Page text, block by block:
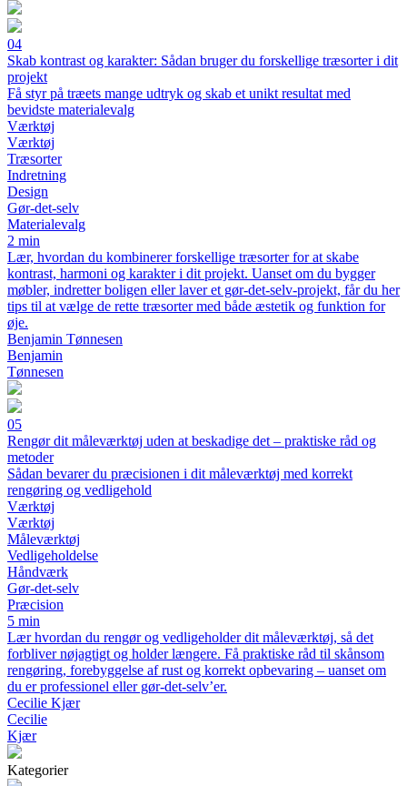
04
Skab kontrast og karakter: Sådan bruger du forskellige træsorter i dit
projekt
Få styr på træets mange udtryk og skab et unikt resultat med
bevidste materialevalg
Værktøj
Værktøj
Træsorter
Indretning
Design
Gør-det-selv
Materialevalg
2 min
Lær, hvordan du kombinerer forskellige træsorter for at skabe
kontrast, harmoni og karakter i dit projekt. Uanset om du bygger
møbler, indretter boligen eller laver et gør-det-selv-projekt, får du her
tips til at vælge de rette træsorter med både æstetik og funktion for
øje.
Benjamin Tønnesen
Benjamin
Tønnesen
05
Rengør dit måleværktøj uden at beskadige det – praktiske råd og
metoder
Sådan bevarer du præcisionen i dit måleværktøj med korrekt
rengøring og vedligehold
Værktøj
Værktøj
Måleværktøj
Vedligeholdelse
Håndværk
Gør-det-selv
Præcision
5 min
Lær hvordan du rengør og vedligeholder dit måleværktøj, så det
forbliver nøjagtigt og holder længere. Få praktiske råd til skånsom
rengøring, forebyggelse af rust og korrekt opbevaring – uanset om
du er professionel eller gør-det-selv’er.
Cecilie Kjær
Cecilie
Kjær
Kategorier